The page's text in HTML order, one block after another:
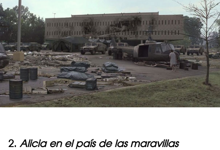
2. Alicia en el país de las maravillas